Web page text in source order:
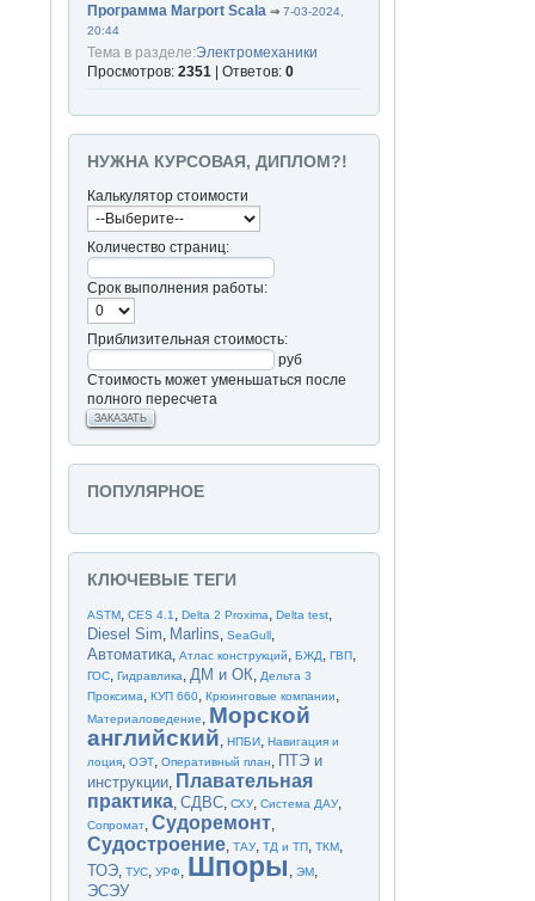
Программа Marport Scala ⇒7-03-2024,
20:44
Тема в разделе:Электромеханики
Просмотров:2351 | Ответов:0
НУЖНА КУРСОВАЯ, ДИПЛОМ?!
Калькулятор стоимости
Количество страниц:
Срок выполнения работы:
Приблизительная стоимость:
руб
Стоимость может уменьшаться после
полного пересчета
ЗАКАЗАТЬ
ПОПУЛЯРНОЕ
КЛЮЧЕВЫЕ ТЕГИ
ASTM,CES 4.1 ,Delta 2 Proxima,Delta test,
Diesel Sim, Marlins,SeaGull,
Автоматика,Атлас конструкций,БЖД,ГВП,
ГОС,Гидравлика,ДМ и ОК,Дельта 3
Проксима,КУП 660,Крюинговые компании,
Материаловедение, Морской
английский,НПБИ,Навигация и
лоция,ОЭТ,Оперативный план, ПТЭ и
инструкции, Плавательная
практика,СДВС,СХУ,Система ДАУ,
Сопромат,Судоремонт,
Судостроение,ТАУ,ТД и ТП,ТКМ,
ТОЭ,ТУС,УРФ, Шпоры ,ЭМ,
ЭСЭУ